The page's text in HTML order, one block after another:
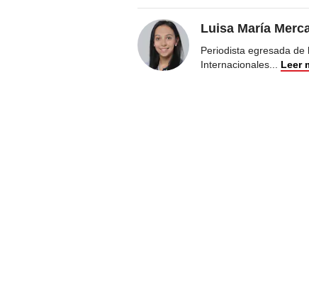
Luisa María
Periodista egresada
Internacionales... Leer